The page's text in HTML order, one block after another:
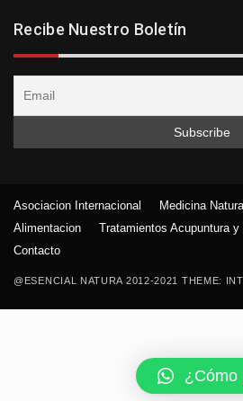
Recibe Nuestro Boletín
@ESENCIAL NATURA 2012-2021 THEME:
Asociacion Internacional Medicina Natural
Alimentacion
Tratamientos Acupuntura y
Contacto
¿Cómo